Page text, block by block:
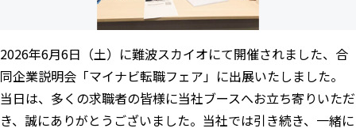
お問い合わせ
2026年6月6日（土）に難波スカイオにて開催されました、合
同企業説明会「マイナビ転職フェア」に出展いたしました。
当日は、多くの求職者の皆様に当社ブースへお立ち寄りいただ
き、誠にありがとうございました。当社では引き続き、一緒に